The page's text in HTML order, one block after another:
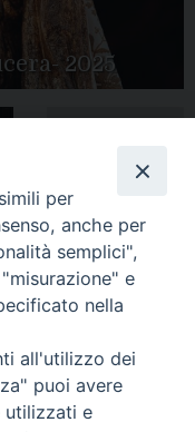
2025
Tutte le gallery
(FG) − tel.
per
anche per
semplici",
e
nella
all'utilizzo dei
puoi avere
utilizzati e